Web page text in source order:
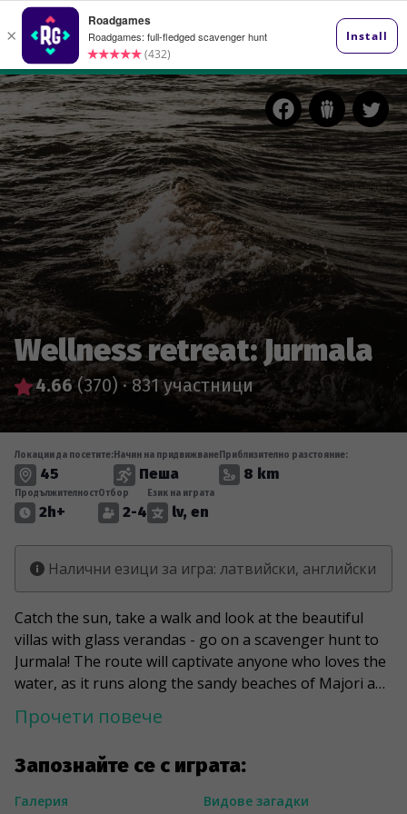
Wellness retreat: Jurmala
4.66(370) ·831 участници
Запознайте се с играта:
Галерия
Видове загадки
Локации да посетите:
45
Начин на придвижване
Пеша
Приблизително разстояние:
8 km
Продължителност
2h+
Отбор
2-4
Език на играта
lv, en
Налични езици за игра: латвийски, английски
Catch the sun, take a walk and look at the beautiful
villas with glass verandas - go on a scavenger hunt to
Jurmala! The route will captivate anyone who loves the
water, as it runs along the sandy beaches of Majori and
energy of the vacationers in the Dzintari Forest Park
Dzintari Concert Hall and stop by the former
bathhouse of Emilija Racene, which once offered baths
Прочети повече